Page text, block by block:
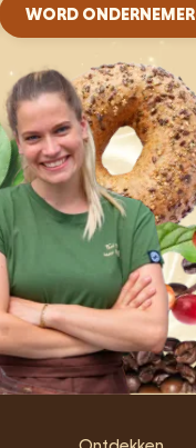
WORD ONDERNEMER